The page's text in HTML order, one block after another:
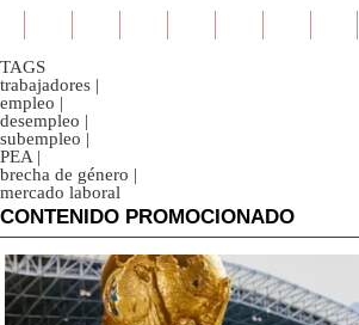
TAGS
trabajadores |
empleo |
desempleo |
subempleo |
PEA |
brecha de género |
mercado laboral